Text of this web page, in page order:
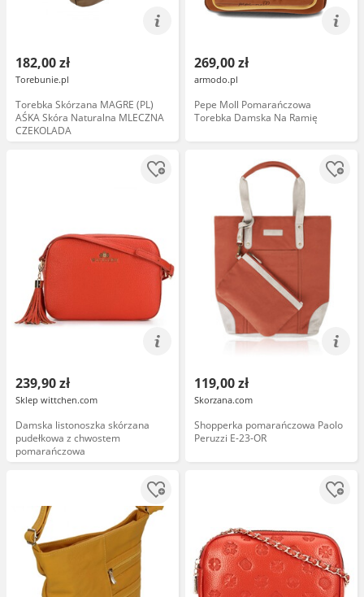
182,00 zł
Torebunie.pl
Torebka Skórzana MAGRE (PL)
AŚKA Skóra Naturalna MLECZNA
CZEKOLADA
269,00 zł
armodo.pl
Pepe Moll Pomarańczowa
Torebka Damska Na Ramię
239,90 zł
Sklep wittchen.com
Damska listonoszka skórzana
pudełkowa z chwostem
pomarańczowa
119,00 zł
Skorzana.com
Shopperka pomarańczowa Paolo
Peruzzi E-23-OR